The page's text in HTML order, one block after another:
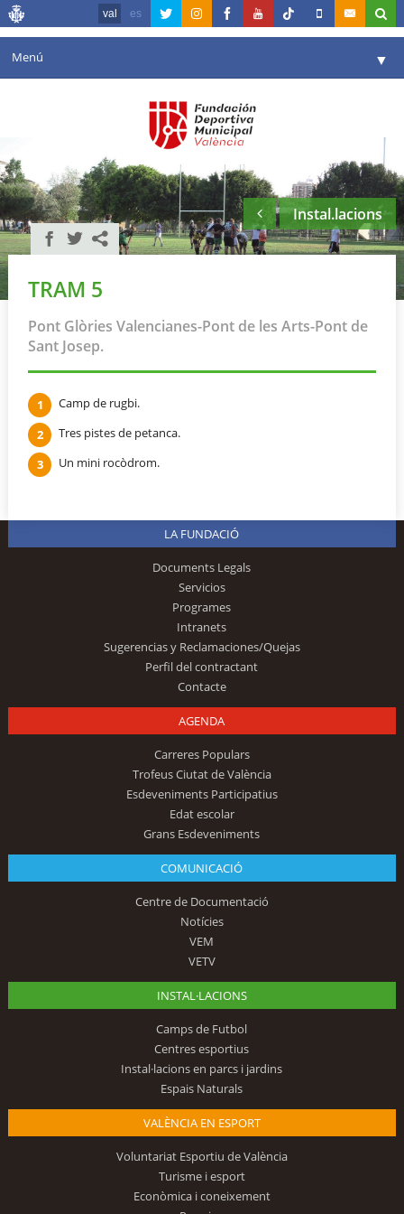
val es
Menú ▼
Instal·lacions ▼
Comunicació ▼
València en esport
Portal de Transparència
Reserves
Instal.lacions
TRAM 5
Pont Glòries Valencianes-Pont de les Arts-Pont de
Sant Josep.
Camp de rugbi.
Tres pistes de petanca.
Un mini rocòdrom.
LA FUNDACIÓ
Documents Legals
Servicios
Programes
Intranets
Sugerencias y Reclamaciones/Quejas
Perfil del contractant
Contacte
AGENDA
Carreres Populars
Trofeus Ciutat de València
Esdeveniments Participatius
Edat escolar
Grans Esdeveniments
COMUNICACIÓ
Centre de Documentació
Notícies
VEM
VETV
INSTAL·LACIONS
Camps de Futbol
Centres esportius
Instal·lacions en parcs i jardins
Espais Naturals
VALÈNCIA EN ESPORT
Voluntariat Esportiu de València
Turisme i esport
Econòmica i coneixement